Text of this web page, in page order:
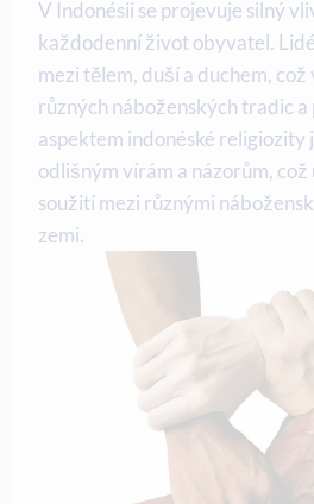
V Indonésii se projevuje silný
každodenní život obyvatel.
mezi tělem, duší a duchem,
různých náboženských tradic
aspektem indonéské religiozity
odlišným vírám a názorům,
soužití mezi různými
zemi.